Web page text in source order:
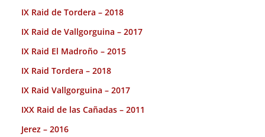
IX Raid de Tordera – 2018
IX Raid de Vallgorguina – 2017
IX Raid El Madroño – 2015
IX Raid Tordera – 2018
IX Raid Vallgorguina – 2017
IXX Raid de las Cañadas – 2011
Jerez – 2016